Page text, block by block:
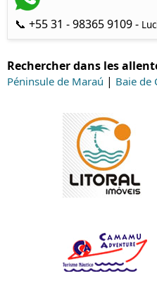
📞 +55 31 - 98365 9109 -
Rechercher dans les
Péninsule de Maraú | Baie de